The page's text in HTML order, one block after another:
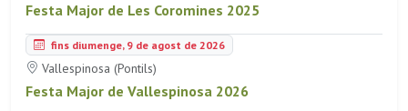
Festa Major de Les Coromines 2025
fins diumenge, 9 de agost de 2026
Vallespinosa (Pontils)
Festa Major de Vallespinosa 2026